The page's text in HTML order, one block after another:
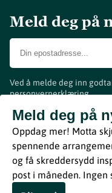
Meld deg på
Ved å melde deg inn
personvernerklæring.
Meld deg på
Oppdag mer! Motta
spennende
og få skreddersydd
post i måneden. Ingen
Turistinformasjon
Vestfold
ByBreakfast